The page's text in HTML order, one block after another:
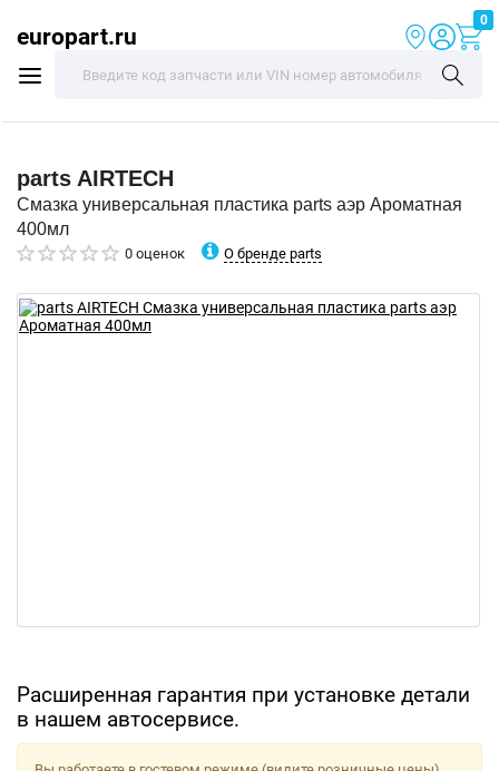
europart.ru
0
parts AIRTECH
Смазка универсальная пластика parts аэр Ароматная
400мл
0 оценок О бренде parts
Расширенная гарантия при установке детали
в нашем автосервисе.